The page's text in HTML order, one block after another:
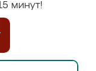
минут!